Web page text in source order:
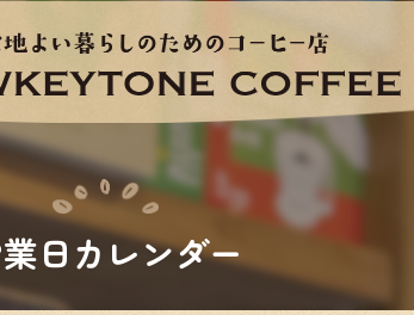
日カレンダー